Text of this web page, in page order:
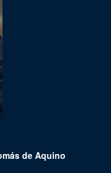
de Aquino